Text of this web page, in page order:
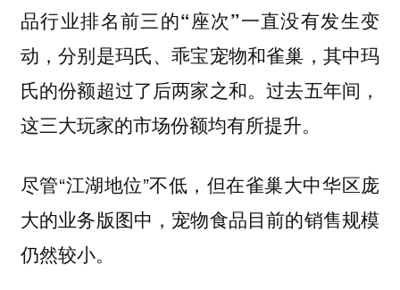
品行业排名前三的“座次”一直没有发生变
动，分别是玛氏、乖宝宠物和雀巢，其中玛
氏的份额超过了后两家之和。过去五年间，
这三大玩家的市场份额均有所提升。
尽管“江湖地位”不低，但在雀巢大中华区庞
大的业务版图中，宠物食品目前的销售规模
仍然较小。